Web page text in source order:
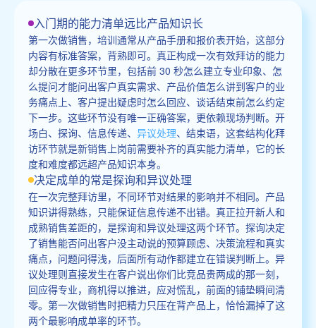
入门期的能力清单远比产品知识长
第一次做销售，培训通常从产品手册和报价表开始，这部分
内容有标准答案，背熟即可。真正构成一次有效拜访的能力
却分散在更多环节里，包括前 30 秒怎么建立专业印象、怎
么提问才能问出客户真实需求、产品价值怎么讲到客户的业
务痛点上、客户提出疑虑时怎么回应、谈话结束前怎么约定
下一步。这些环节没有唯一正确答案，更依赖现场判断。开
场白、探询、信息传递、 异议处理、结束语，这套结构化拜
访环节就是新销售上岗前需要补齐的真实能力清单，它的长
度和难度都远超产品知识本身。
决定成单的常是探询和异议处理
在一次完整拜访里，不同环节对结果的影响并不相同。产品
知识讲得熟练，只能保证信息传递不出错。真正拉开新人和
成熟销售差距的，是探询和异议处理这两个环节。探询决定
了销售能否问出客户没主动说的预算顾虑、决策流程和真实
痛点，问题问得浅，后面所有动作都建立在错误判断上。异
议处理则直接发生在客户说出你们比竞品贵两成的那一刻，
回应得专业，商机得以推进，应对慌乱，前面的铺垫瞬间清
零。第一次做销售时把精力只压在背产品上，恰恰漏掉了这
两个最影响成单率的环节。